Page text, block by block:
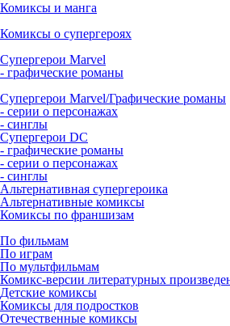
Комиксы и манга
Комиксы о супергероях
Супергерои Marvel
- графические романы
Супергерои Marvel/Графические романы
- серии о персонажах
- синглы
Супергерои DC
- графические романы
- серии о персонажах
- синглы
Альтернативная супергероика
Альтернативные комиксы
Комиксы по франшизам
По фильмам
По играм
По мультфильмам
Комикс-версии литературных
Детские комиксы
Комиксы для подростков
Отечественные комиксы